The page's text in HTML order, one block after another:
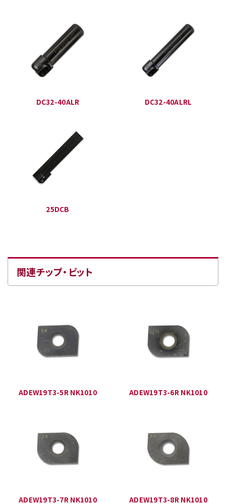
DC32-40ALR DC32-40ALRL
25DCB
関連チップ・ビット
ADEW19T3-5R NK1010 ADEW19T3-6R NK1010
ADEW19T3-7R NK1010 ADEW19T3-8R NK1010